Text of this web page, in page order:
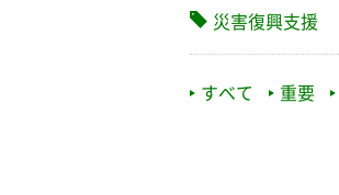
災害復興支援
すべて 重要